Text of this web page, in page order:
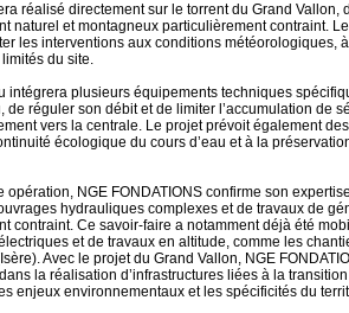
réalisé directement sur le torrent du Grand Vallon,
naturel et montagneux particulièrement contraint.
les interventions aux conditions météorologiques,
du site.
intégrera plusieurs équipements techniques
de réguler son débit et de limiter l’accumulation de
vers la centrale. Le projet prévoit également
écologique du cours d’eau et à la
opération, NGE FONDATIONS confirme son
hydrauliques complexes et de travaux de
contraint. Ce savoir-faire a notamment déjà été
et de travaux en altitude, comme les
Avec le projet du Grand Vallon, NGE
la réalisation d’infrastructures liées à la
enjeux environnementaux et les spécificités du